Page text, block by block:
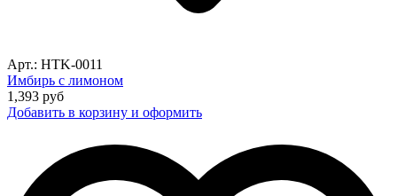
Арт.: HTK-0011
Имбирь с лимоном
1,393 руб
Добавить в корзину и оформить